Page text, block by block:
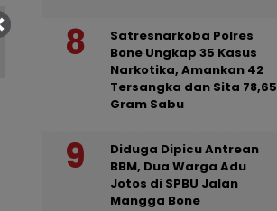
Satresnarkoba Polres
Bone Ungkap 35 Kasus
Narkotika, Amankan 42
Tersangka dan Sita 78,65
Gram Sabu
Diduga Dipicu Antrean
BBM, Dua Warga Adu
Jotos di SPBU Jalan
Mangga Bone